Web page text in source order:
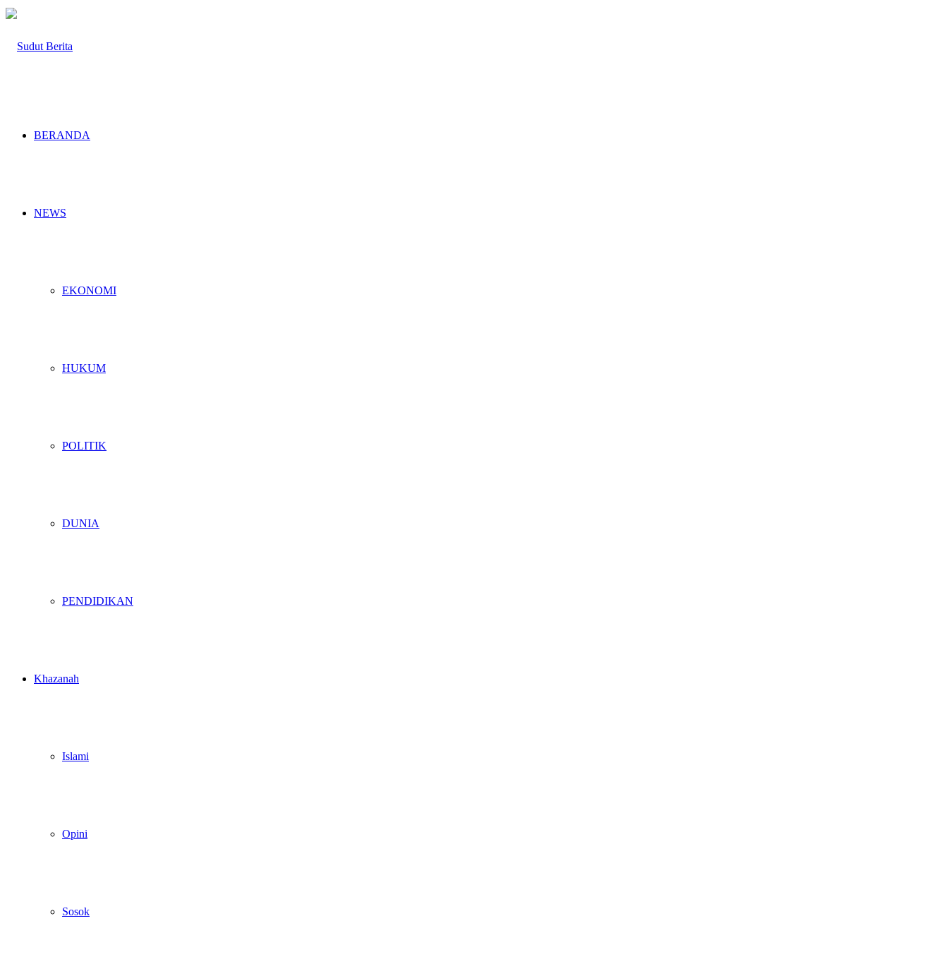
BERANDA
NEWS
EKONOMI
HUKUM
POLITIK
DUNIA
PENDIDIKAN
Khazanah
Islami
Opini
Sosok